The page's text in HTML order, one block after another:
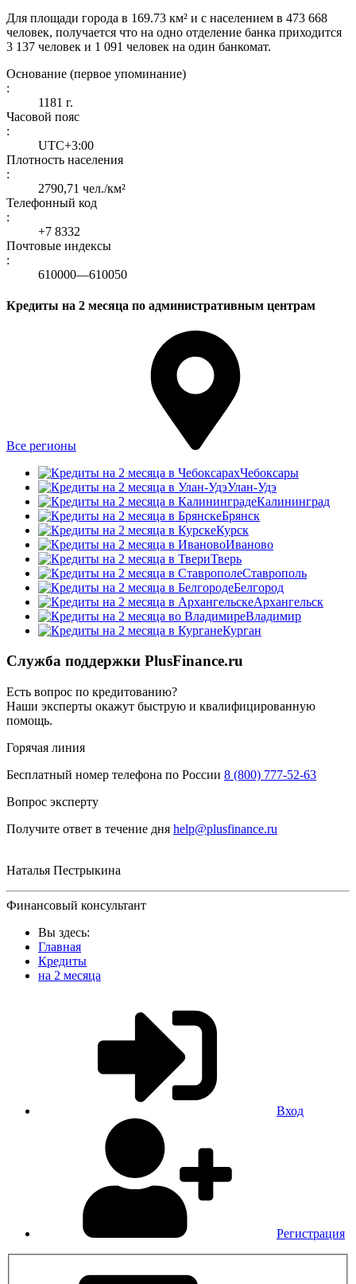
Для площади города в 169.73 км² и с населением в 473 668
человек, получается что на одно отделение банка приходится
3 137 человек и 1 091 человек на один банкомат.
Основание (первое упоминание)
:
1181 г.
Часовой пояс
:
UTC+3:00
Плотность населения
:
2790,71 чел./км²
Телефонный код
:
+7 8332
Почтовые индексы
:
610000—610050
Кредиты на 2 месяца по административным центрам
Все регионы
Чебоксары
Улан-Удэ
Калининград
Брянск
Курск
Иваново
Тверь
Ставрополь
Белгород
Архангельск
Владимир
Курган
Служба поддержки PlusFinance.ru
Есть вопрос по кредитованию?
Наши эксперты окажут быструю и квалифицированную
помощь.
Горячая линия
Бесплатный номер телефона по России 8 (800) 777-52-63
Вопрос эксперту
Получите ответ в течение дня help@plusfinance.ru
Наталья Пестрыкина
Финансовый консультант
Вы здесь:
Главная
Кредиты
на 2 месяца
Вход
Регистрация